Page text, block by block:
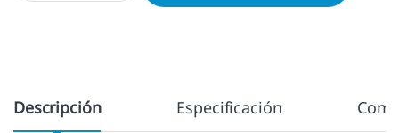
Descripción Especificación